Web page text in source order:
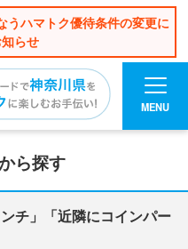
うハマトク優待条件の変更に
らせ
MENU
ら探す
チ」「近隣にコインパー